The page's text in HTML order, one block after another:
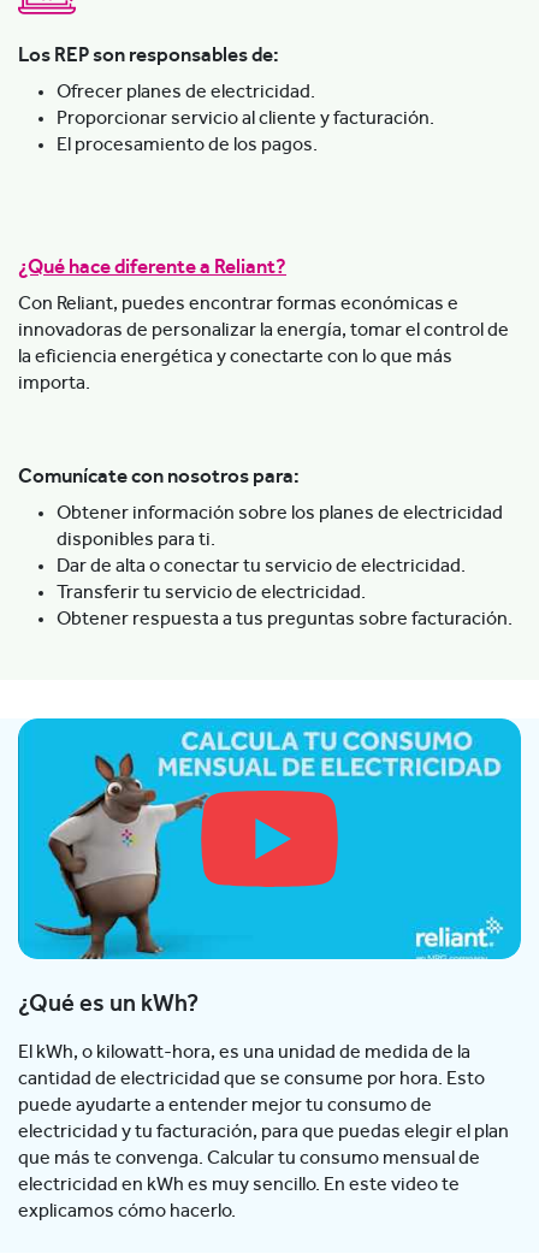
Los REP son responsables de:
Ofrecer planes de electricidad.
Proporcionar servicio al cliente y facturación.
El procesamiento de los pagos.
¿Qué hace diferente a Reliant?
Con Reliant, puedes encontrar formas económicas e
innovadoras de personalizar la energía, tomar el control de
la eficiencia energética y conectarte con lo que más
importa.
Comunícate con nosotros para:
Obtener información sobre los planes de electricidad
disponibles para ti.
Dar de alta o conectar tu servicio de electricidad.
Transferir tu servicio de electricidad.
Obtener respuesta a tus preguntas sobre facturación.
¿Qué es un kWh?
El kWh, o kilowatt-hora, es una unidad de medida de la
cantidad de electricidad que se consume por hora. Esto
puede ayudarte a entender mejor tu consumo de
electricidad y tu facturación, para que puedas elegir el plan
que más te convenga. Calcular tu consumo mensual de
electricidad en kWh es muy sencillo. En este video te
explicamos cómo hacerlo.